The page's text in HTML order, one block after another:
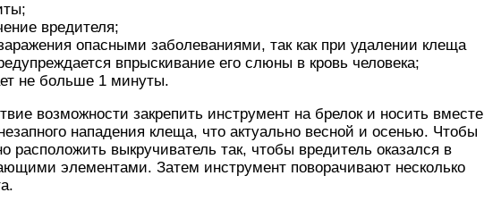
вредителя;
опасными заболеваниями, так как при удалении клеща
впрыскивание его слюны в кровь человека;
не больше 1 минуты.
возможности закрепить инструмент на брелок и носить вместе
нападения клеща, что актуально весной и осенью. Чтобы
расположить выкручиватель так, чтобы вредитель оказался в
элементами. Затем инструмент поворачивают несколько